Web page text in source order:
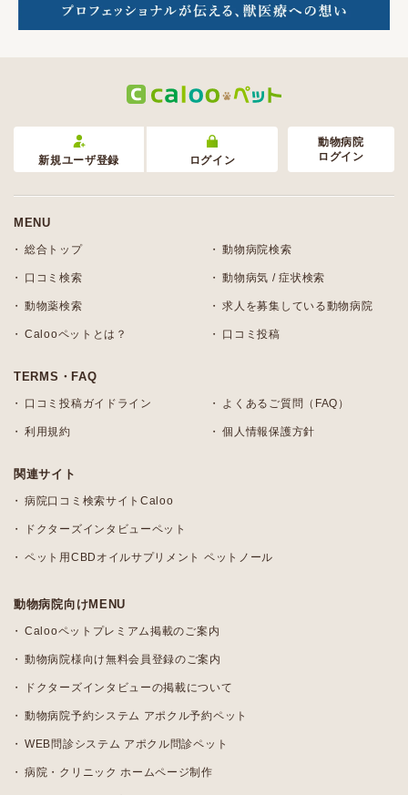
新規ユーザ登録 ログイン
動物病院
ログイン
MENU
総合トップ 動物病院検索
口コミ検索 動物病気 / 症状検索
動物薬検索 求人を募集している動物病院
Calooペットとは？ 口コミ投稿
TERMS・FAQ
口コミ投稿ガイドライン よくあるご質問（FAQ）
利用規約 個人情報保護方針
関連サイト
病院口コミ検索サイトCaloo
ドクターズインタビューペット
ペット用CBDオイルサプリメント ペットノール
動物病院向けMENU
Calooペットプレミアム掲載のご案内
動物病院様向け無料会員登録のご案内
ドクターズインタビューの掲載について
動物病院予約システム アポクル予約ペット
WEB問診システム アポクル問診ペット
病院・クリニック ホームページ制作